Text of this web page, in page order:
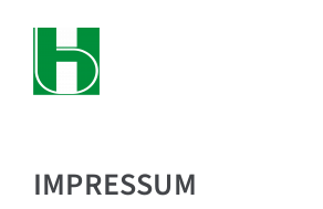
springen
IMPRESSUM